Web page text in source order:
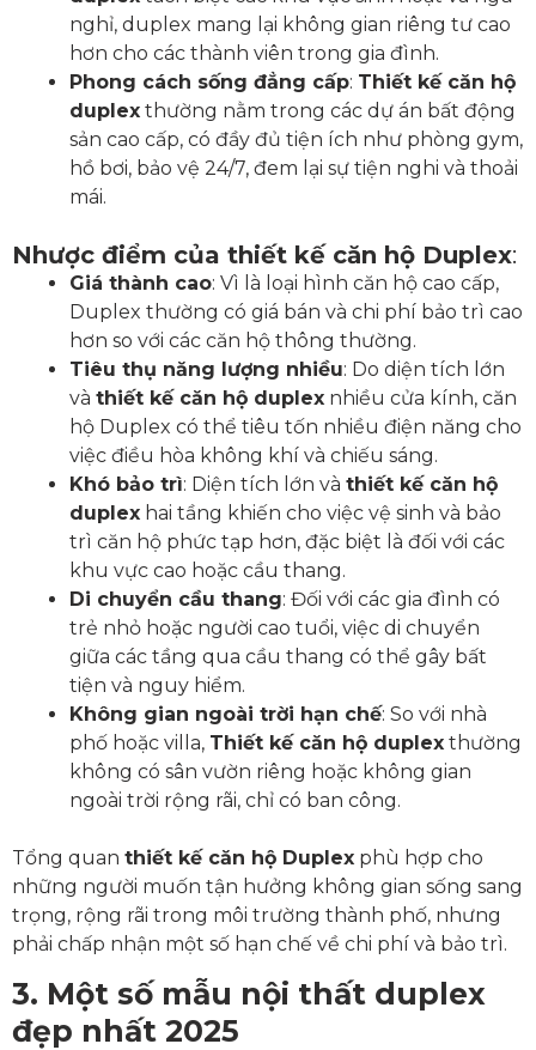
nghỉ, duplex mang lại không gian riêng tư cao
hơn cho các thành viên trong gia đình.
Phong cách sống đẳng cấp: Thiết kế căn hộ
duplex thường nằm trong các dự án bất động
sản cao cấp, có đầy đủ tiện ích như phòng gym,
hồ bơi, bảo vệ 24/7, đem lại sự tiện nghi và thoải
mái.
Nhược điểm của thiết kế căn hộ Duplex:
Giá thành cao: Vì là loại hình căn hộ cao cấp,
Duplex thường có giá bán và chi phí bảo trì cao
hơn so với các căn hộ thông thường.
Tiêu thụ năng lượng nhiều: Do diện tích lớn
và thiết kế căn hộ duplex nhiều cửa kính, căn
hộ Duplex có thể tiêu tốn nhiều điện năng cho
việc điều hòa không khí và chiếu sáng.
Khó bảo trì: Diện tích lớn và thiết kế căn hộ
duplex hai tầng khiến cho việc vệ sinh và bảo
trì căn hộ phức tạp hơn, đặc biệt là đối với các
khu vực cao hoặc cầu thang.
Di chuyển cầu thang: Đối với các gia đình có
trẻ nhỏ hoặc người cao tuổi, việc di chuyển
giữa các tầng qua cầu thang có thể gây bất
tiện và nguy hiểm.
Không gian ngoài trời hạn chế: So với nhà
phố hoặc villa, Thiết kế căn hộ duplex thường
không có sân vườn riêng hoặc không gian
ngoài trời rộng rãi, chỉ có ban công.
Tổng quan thiết kế căn hộ Duplex phù hợp cho
những người muốn tận hưởng không gian sống sang
trọng, rộng rãi trong môi trường thành phố, nhưng
phải chấp nhận một số hạn chế về chi phí và bảo trì.
3. Một số mẫu nội thất duplex
đẹp nhất 2025